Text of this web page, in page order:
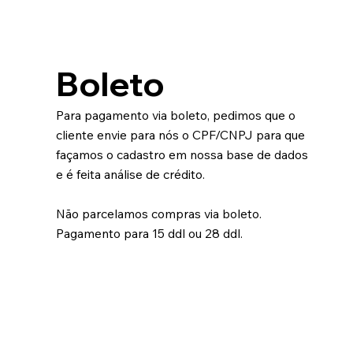
Boleto
Para pagamento via boleto, pedimos que o
cliente envie para nós o CPF/CNPJ para que
façamos o cadastro em nossa base de dados
e é feita análise de crédito.
Não parcelamos compras via boleto.
Pagamento para 15 ddl ou 28 ddl.